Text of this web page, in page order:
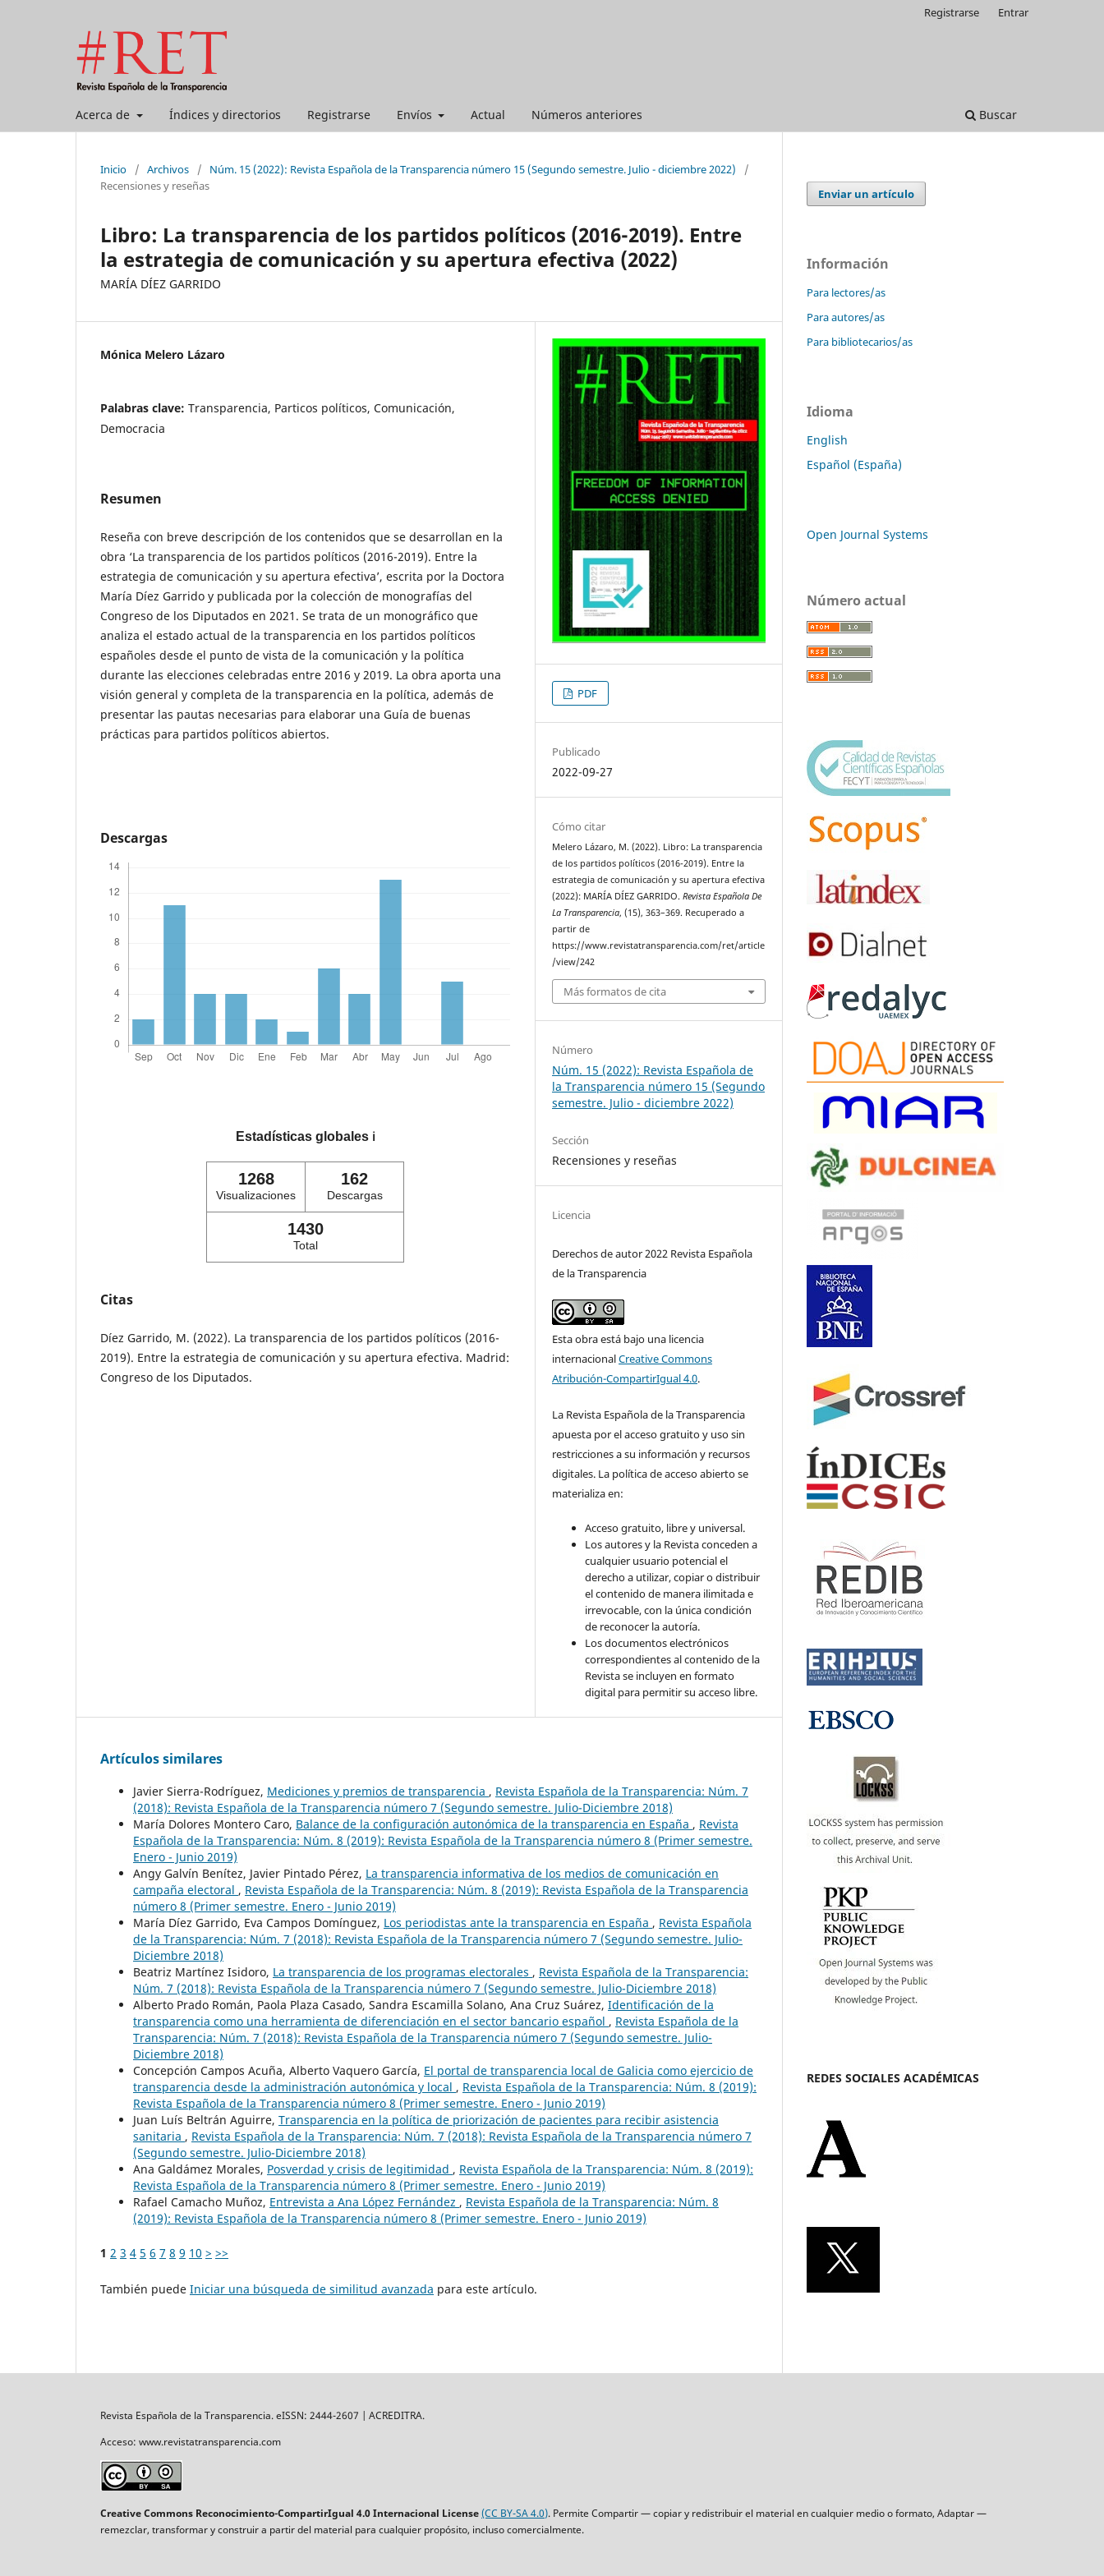
Acerca de Índices y directorios Registrarse Envíos Actual Números anteriores Buscar
Registrarse Entrar
Inicio / Archivos / Núm. 15 (2022): Revista Española de la Transparencia número 15 (Segundo semestre. Julio - diciembre 2022)
/
Recensiones y reseñas
Libro: La transparencia de los partidos políticos (2016-2019). Entre
la estrategia de comunicación y su apertura efectiva (2022)
MARÍA DÍEZ GARRIDO
Mónica Melero Lázaro
Palabras clave: Transparencia, Particos políticos, Comunicación,
Democracia
Resumen
Reseña con breve descripción de los contenidos que se desarrollan en la
obra ‘La transparencia de los partidos políticos (2016-2019). Entre la
estrategia de comunicación y su apertura efectiva’, escrita por la Doctora
María Díez Garrido y publicada por la colección de monografías del
Congreso de los Diputados en 2021. Se trata de un monográfico que
analiza el estado actual de la transparencia en los partidos políticos
españoles desde el punto de vista de la comunicación y la política
durante las elecciones celebradas entre 2016 y 2019. La obra aporta una
visión general y completa de la transparencia en la política, además de
presentar las pautas necesarias para elaborar una Guía de buenas
prácticas para partidos políticos abiertos.
Descargas
Estadísticas globales ℹ️
1268
Visualizaciones
162
Descargas
1430
Total
Citas
Díez Garrido, M. (2022). La transparencia de los partidos políticos (2016-
2019). Entre la estrategia de comunicación y su apertura efectiva. Madrid:
Congreso de los Diputados.
PDF
Publicado
2022-09-27
Cómo citar
Melero Lázaro, M. (2022). Libro: La transparencia
de los partidos políticos (2016-2019). Entre la
estrategia de comunicación y su apertura efectiva
(2022): MARÍA DÍEZ GARRIDO.Revista Española De
La Transparencia, (15), 363–369. Recuperado a
partir de
https://www.revistatransparencia.com/ret/article
/view/242
Más formatos de cita
Número
Núm. 15 (2022): Revista Española de
la Transparencia número 15 (Segundo
semestre. Julio - diciembre 2022)
Sección
Recensiones y reseñas
Licencia
Derechos de autor 2022 Revista Española
de la Transparencia
Esta obra está bajo una licencia
internacionalCreative Commons
Atribución-CompartirIgual 4.0.
La Revista Española de la Transparencia
apuesta por el acceso gratuito y uso sin
restricciones a su información y recursos
digitales. La política de acceso abierto se
materializa en:
Acceso gratuito, libre y universal.
Los autores y la Revista conceden a
cualquier usuario potencial el
derecho a utilizar, copiar o distribuir
el contenido de manera ilimitada e
irrevocable, con la única condición
de reconocer la autoría.
Los documentos electrónicos
correspondientes al contenido de la
Revista se incluyen en formato
digital para permitir su acceso libre.
Artículos similares
Javier Sierra-Rodríguez, Mediciones y premios de transparencia , Revista Española de la Transparencia: Núm. 7
(2018): Revista Española de la Transparencia número 7 (Segundo semestre. Julio-Diciembre 2018)
María Dolores Montero Caro, Balance de la configuración autonómica de la transparencia en España , Revista
Española de la Transparencia: Núm. 8 (2019): Revista Española de la Transparencia número 8 (Primer semestre.
Enero - Junio 2019)
Angy Galvín Benítez, Javier Pintado Pérez, La transparencia informativa de los medios de comunicación en
campaña electoral , Revista Española de la Transparencia: Núm. 8 (2019): Revista Española de la Transparencia
número 8 (Primer semestre. Enero - Junio 2019)
María Díez Garrido, Eva Campos Domínguez, Los periodistas ante la transparencia en España , Revista Española
de la Transparencia: Núm. 7 (2018): Revista Española de la Transparencia número 7 (Segundo semestre. Julio-
Diciembre 2018)
Beatriz Martínez Isidoro, La transparencia de los programas electorales , Revista Española de la Transparencia:
Núm. 7 (2018): Revista Española de la Transparencia número 7 (Segundo semestre. Julio-Diciembre 2018)
Alberto Prado Román, Paola Plaza Casado, Sandra Escamilla Solano, Ana Cruz Suárez, Identificación de la
transparencia como una herramienta de diferenciación en el sector bancario español , Revista Española de la
Transparencia: Núm. 7 (2018): Revista Española de la Transparencia número 7 (Segundo semestre. Julio-
Diciembre 2018)
Concepción Campos Acuña, Alberto Vaquero García, El portal de transparencia local de Galicia como ejercicio de
transparencia desde la administración autonómica y local , Revista Española de la Transparencia: Núm. 8 (2019):
Revista Española de la Transparencia número 8 (Primer semestre. Enero - Junio 2019)
Juan Luís Beltrán Aguirre, Transparencia en la política de priorización de pacientes para recibir asistencia
sanitaria , Revista Española de la Transparencia: Núm. 7 (2018): Revista Española de la Transparencia número 7
(Segundo semestre. Julio-Diciembre 2018)
Ana Galdámez Morales, Posverdad y crisis de legitimidad , Revista Española de la Transparencia: Núm. 8 (2019):
Revista Española de la Transparencia número 8 (Primer semestre. Enero - Junio 2019)
Rafael Camacho Muñoz, Entrevista a Ana López Fernández , Revista Española de la Transparencia: Núm. 8
(2019): Revista Española de la Transparencia número 8 (Primer semestre. Enero - Junio 2019)
1 2 3 4 5 6 7 8 9 10 > >>
También puede Iniciar una búsqueda de similitud avanzada para este artículo.
Enviar un artículo
Información
Para lectores/as
Para autores/as
Para bibliotecarios/as
Idioma
English
Español (España)
Open Journal Systems
Número actual
REDES SOCIALES ACADÉMICAS
Revista Española de la Transparencia. eISSN: 2444-2607 | ACREDITRA.
Acceso: www.revistatransparencia.com
Creative Commons Reconocimiento-CompartirIgual 4.0 Internacional License(CC BY-SA 4.0). Permite Compartir — copiar y redistribuir el material en cualquier medio o formato, Adaptar —
remezclar, transformar y construir a partir del material para cualquier propósito, incluso comercialmente.